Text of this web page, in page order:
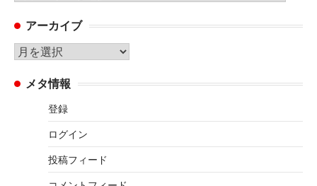
ゴ
リ
ー
アーカイブ
ア
カ メタ情報
登録
ログイン
投稿フィード